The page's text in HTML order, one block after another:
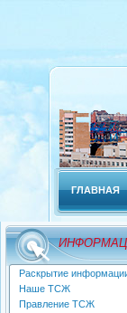
ГЛАВНАЯ
Раскрытие
Наше ТСЖ
Правление ТСЖ